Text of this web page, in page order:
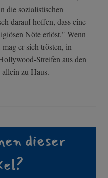
die sozialistischen
darauf hoffen, dass eine
Nöte erlöst." Wenn
er sich trösten, in
Streifen aus den
zu Haus.
dieser